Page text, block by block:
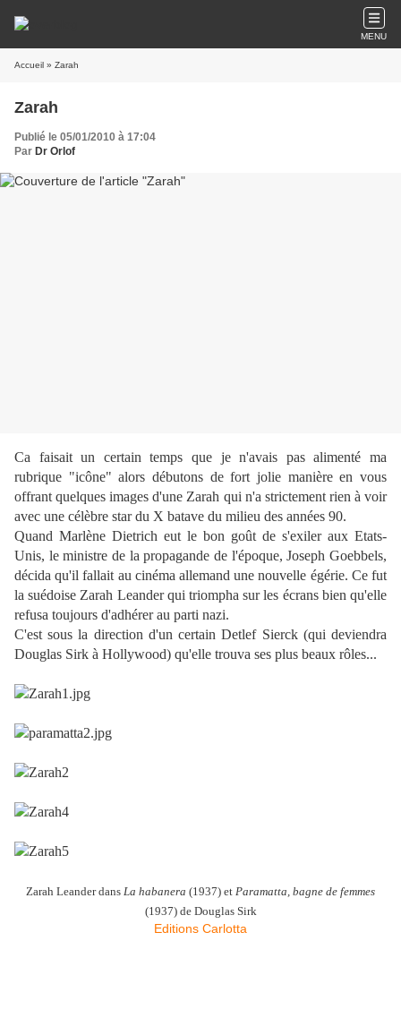
MENU
Accueil » Zarah
Zarah
Publié le 05/01/2010 à 17:04
Par Dr Orlof
Ca faisait un certain temps que je n'avais pas alimenté ma
rubrique "icône" alors débutons de fort jolie manière en vous
offrant quelques images d'une Zarah qui n'a strictement rien à voir
avec une célèbre star du X batave du milieu des années 90.
Quand Marlène Dietrich eut le bon goût de s'exiler aux Etats-
Unis, le ministre de la propagande de l'époque, Joseph Goebbels,
décida qu'il fallait au cinéma allemand une nouvelle égérie. Ce fut
la suédoise Zarah Leander qui triompha sur les écrans bien qu'elle
refusa toujours d'adhérer au parti nazi.
C'est sous la direction d'un certain Detlef Sierck (qui deviendra
Douglas Sirk à Hollywood) qu'elle trouva ses plus beaux rôles...
Zarah Leander dans La habanera (1937) et Paramatta, bagne de femmes
(1937) de Douglas Sirk
Editions Carlotta